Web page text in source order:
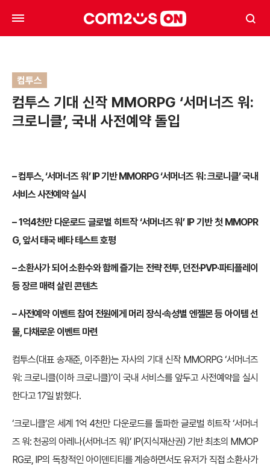
컴투스
컴투스 기대 신작 MMORPG ‘서머너즈 워:
크로니클’, 국내 사전예약 돌입
– 컴투스, ‘서머너즈 워’ IP 기반 MMORPG ‘서머너즈 워: 크로니클’ 국내
서비스 사전예약 실시
– 1억4천만 다운로드 글로벌 히트작 ‘서머너즈 워’ IP 기반 첫 MMOPR
G, 앞서 태국 베타 테스트 호평
– 소환사가 되어 소환수와 함께 즐기는 전략 전투, 던전∙PVP∙파티플레이
등 장르 매력 살린 콘텐츠
– 사전예약 이벤트 참여 전원에게 머리 장식∙속성별 엔젤몬 등 아이템 선
물, 다채로운 이벤트 마련
컴투스(대표 송재준, 이주환)는 자사의 기대 신작 MMORPG ‘서머너즈
워: 크로니클(이하 크로니클)’이 국내 서비스를 앞두고 사전예약을 실시
한다고 17일 밝혔다.
‘크로니클’은 세계 1억 4천만 다운로드를 돌파한 글로벌 히트작 ‘서머너
즈 워: 천공의 아레나(서머너즈 워)’ IP(지식재산권) 기반 최초의 MMOP
RG로, IP의 독창적인 아이덴티티를 계승하면서도 유저가 직접 소환사가